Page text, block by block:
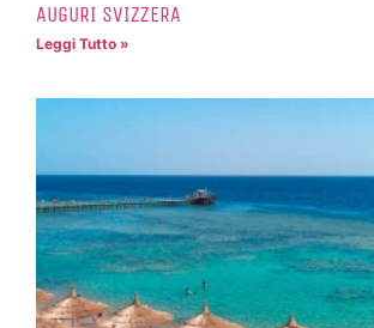
AUGURI SVIZZERA
Leggi Tutto »